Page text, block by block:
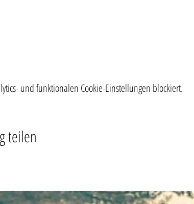
und funktionalen Cookie-Einstellungen blockiert.
teilen